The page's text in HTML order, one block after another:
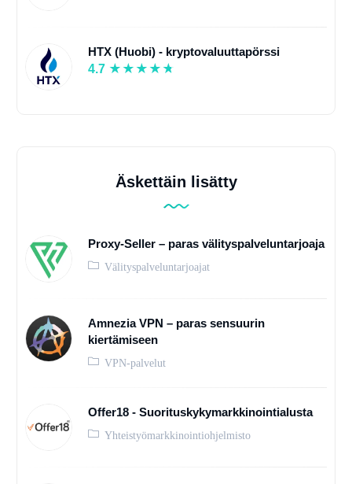
HTX (Huobi) - kryptovaluuttapörssi
4.7
Äskettäin lisätty
Proxy-Seller – paras välityspalveluntarjoaja
Välityspalveluntarjoajat
Amnezia VPN – paras sensuurin
kiertämiseen
VPN-palvelut
Offer18 - Suorituskykymarkkinointialusta
Yhteistyömarkkinointiohjelmisto